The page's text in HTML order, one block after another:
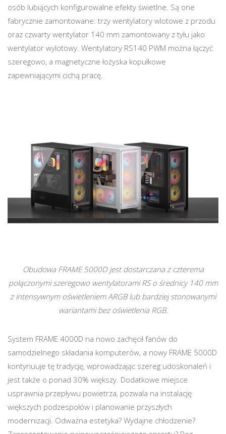
osób lubiących konfigurowalne efekty świetlne. Są one
fabrycznie zamontowane: trzy wentylatory wlotowe z przodu
oraz czwarty wentylator 140 mm zamontowany z tyłu jako
wentylator wylotowy. Wentylatory RS140 PWM można łączyć
szeregowo, a magnetyczne łożyska kopułkowe
zapewniającymi cichą pracę.
Obudowa FRAME 5000D jest dostarczana z czterema
połączonymi szeregowo wentylatorami RS o średnicy 140 mm
z intensywnym oświetleniem ARGB lub bardziej stonowanymi
wariantami bez oświetlenia RGB.
System FRAME 4000D na nowo zachęcił fanów do
samodzielnego składania komputerów, a nowy FRAME 5000D
kontynuuje tę tradycję, wprowadzając szereg udoskonaleń i
jest także o ponad 30% większy. Dodatkowe miejsce
usprawnia przepływu powietrza, pozwala na instalację
większych podzespołów i planowanie przyszłych
modernizacji. Odważna estetyka? Wydajne chłodzenie?